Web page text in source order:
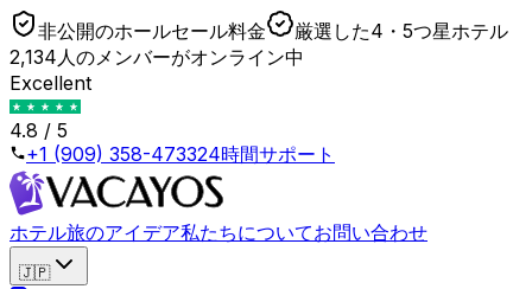
非公開のホールセール料金
厳選した4・5つ星ホテル
2,134人のメンバーがオンライン中
Excellent
4.8 / 5
+1 (909) 358-473324時間サポート
ホテル旅のアイデア私たちについてお問い合わせ
🇯🇵